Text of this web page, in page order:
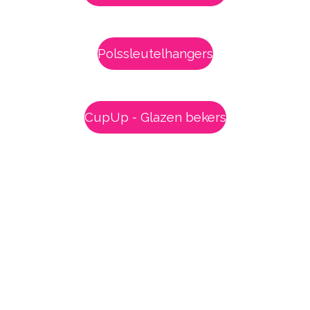
Polssleutelhangers
CupUp - Glazen bekers